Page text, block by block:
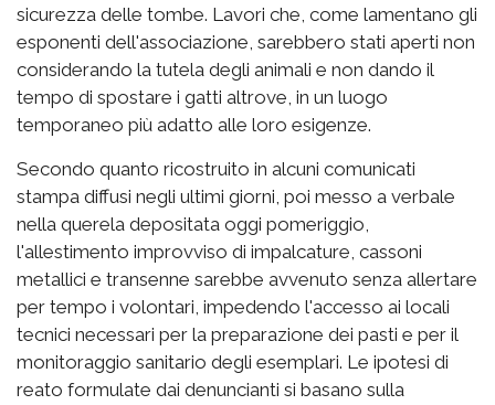
sicurezza delle tombe. Lavori che, come lamentano gli
esponenti dell'associazione, sarebbero stati aperti non
considerando la tutela degli animali e non dando il
tempo di spostare i gatti altrove, in un luogo
temporaneo più adatto alle loro esigenze.
Secondo quanto ricostruito in alcuni comunicati
stampa diffusi negli ultimi giorni, poi messo a verbale
nella querela depositata oggi pomeriggio,
l'allestimento improvviso di impalcature, cassoni
metallici e transenne sarebbe avvenuto senza allertare
per tempo i volontari, impedendo l'accesso ai locali
tecnici necessari per la preparazione dei pasti e per il
monitoraggio sanitario degli esemplari. Le ipotesi di
reato formulate dai denuncianti si basano sulla